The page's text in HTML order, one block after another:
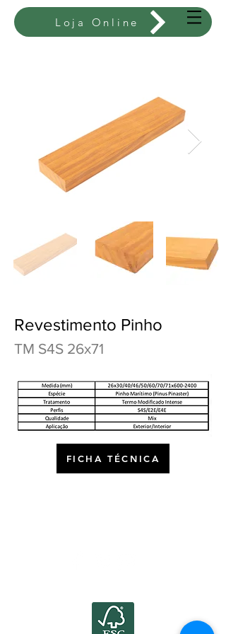
Loja Online
Revestimento Pinho
TM S4S 26x71
FICHA TÉCNICA